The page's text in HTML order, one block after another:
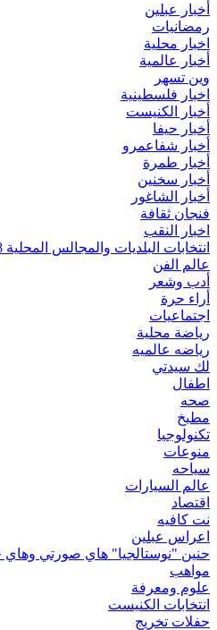
أخبار عبلين
رمضانيات
اخبار محلية
أخبار عالمية
وين تسهر
اخبار فلسطينية
أخبار الكنيست
أخبار حيفا
أخبار شفاعمرو
أخبار طمرة
أخبار سخنين
أخبار الشاغور
فنجان ثقافة
اخبار النقب
انتخابات البلديات والمجالس المحلية 2018
عالم الفن
أدب وشعر
أراء حرة
اجتماعيات
رياضة محلية
رياضه عالميه
لك سيدتي
اطفال
صحه
مطبخ
تكنولوجيا
منوعات
سياحه
عالم السيارات
اقتصاد
نت كافيه
اعراس عبلين
حنين "نوستالجيا" هاي صورتي وهاي
مواهب
علوم ومعرفة
انتخابات الكنيست
حفلات تخريج